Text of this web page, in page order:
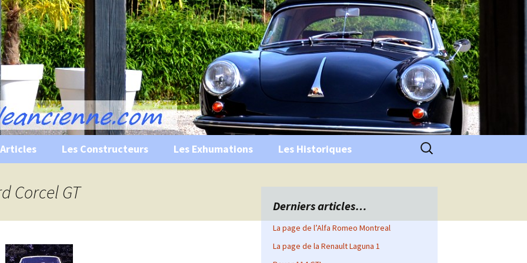
Ancienne
historiques …
Les Constructeurs Les Exhumations Les Historiques Rechercher :
Corcel GT
Derniers articles…
La page de l’Alfa Romeo Montreal
La page de la Renault Laguna 1